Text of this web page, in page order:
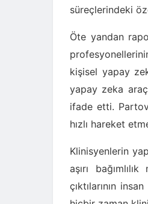
süreçlerindeki
Öte yandan
kişisel yapay
yapay zeka
ifade etti.
hızlı hareket
Klinisyenlerin
aşırı
çıktılarının